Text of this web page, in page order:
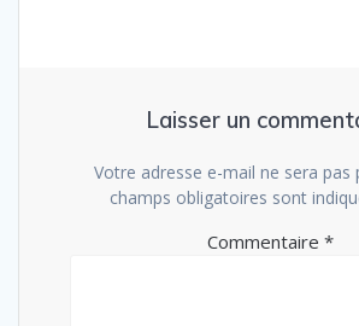
Laisser un
Votre adresse e-mail ne sera pas
champs obligatoires sont
Commentaire *